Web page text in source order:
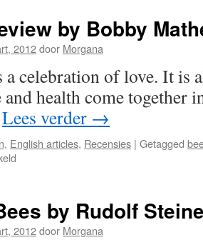
by Bobby
2012door Morgana
celebration of love. It is
health come together
Lees verder →
, English articles, Recensies | Getagged
by
Bobby
by Rudolf
2012door Morgana